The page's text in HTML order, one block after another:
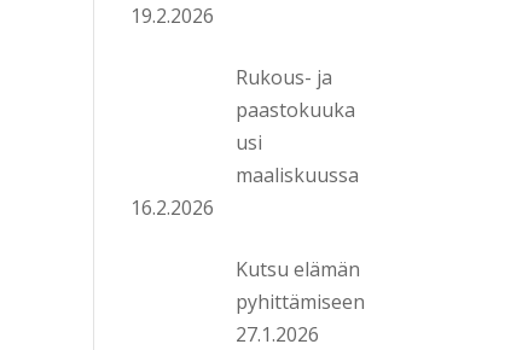
19.2.2026
Rukous- ja
paastokuuka
usi
maaliskuussa
16.2.2026
Kutsu elämän
pyhittämiseen
27.1.2026